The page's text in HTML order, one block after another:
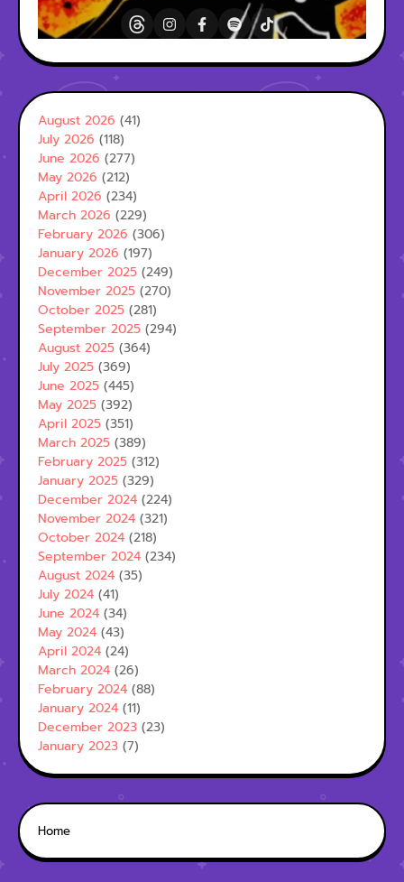
August 2026 (41)
July 2026 (118)
June 2026 (277)
May 2026 (212)
April 2026 (234)
March 2026 (229)
February 2026 (306)
January 2026 (197)
December 2025 (249)
November 2025 (270)
October 2025 (281)
September 2025 (294)
August 2025 (364)
July 2025 (369)
June 2025 (445)
May 2025 (392)
April 2025 (351)
March 2025 (389)
February 2025 (312)
January 2025 (329)
December 2024 (224)
November 2024 (321)
October 2024 (218)
September 2024 (234)
August 2024 (35)
July 2024 (41)
June 2024 (34)
May 2024 (43)
April 2024 (24)
March 2024 (26)
February 2024 (88)
January 2024 (11)
December 2023 (23)
January 2023 (7)
Home